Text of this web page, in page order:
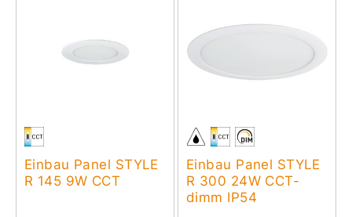
Einbau Panel STYLE
R 145 9W CCT
Einbau Panel STYLE
R 300 24W CCT-
dimm IP54